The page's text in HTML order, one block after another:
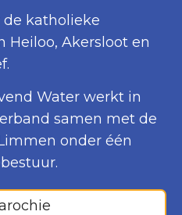
katholieke
Heiloo, Akersloot en
Water werkt in
samen met de
onder één